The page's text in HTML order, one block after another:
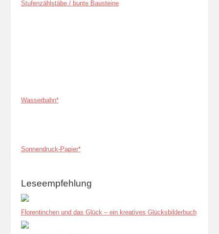
Stufenzählstäbe / bunte Bausteine
Wasserbahn*
Sonnendruck-Papier*
Leseempfehlung
Florentinchen und das Glück – ein kreatives Glücksbilderbuch